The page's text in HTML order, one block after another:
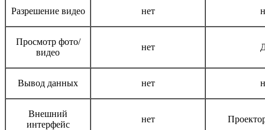
Разрешение видео нет
Просмотр фото/
видео
нет
Вывод данных нет
Внешний
интерфейс
нет